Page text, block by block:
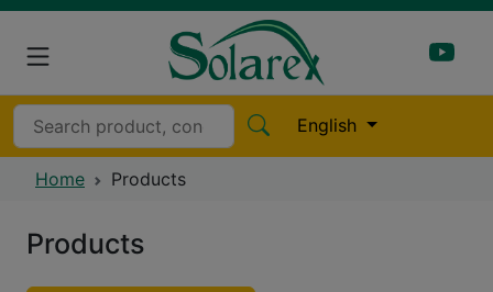
English
Home Products
Products